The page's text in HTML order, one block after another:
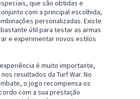
que são obtidas e
com a principal escolhida,
personalizadas. Existe
útil para testar as armas
e experimentar novos estilos
é muito importante,
resultados da Turf War. No
o jogo recompensa os
com a sua prestação